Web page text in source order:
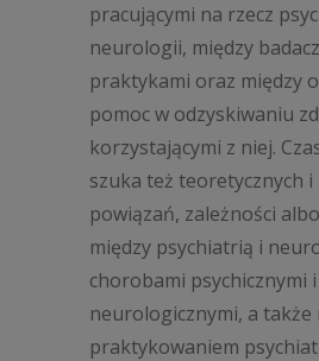
pracującymi na rzecz
neurologii, między
praktykami oraz między
pomoc w odzyskiwaniu
korzystającymi z niej.
szuka też teoretycznych
powiązań, zależności
między psychiatrią i
chorobami psychicznymi i
neurologicznymi, a także
praktykowaniem